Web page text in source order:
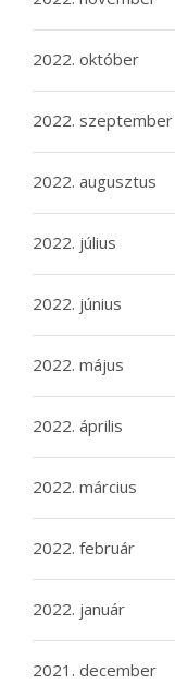
2022. október
2022. szeptember
2022. augusztus
2022. július
2022. június
2022. május
2022. április
2022. március
2022. február
2022. január
2021. december